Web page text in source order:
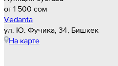
от 1 500 cом
Vedanta
ул. Ю. Фучика, 34, Бишкек
На карте